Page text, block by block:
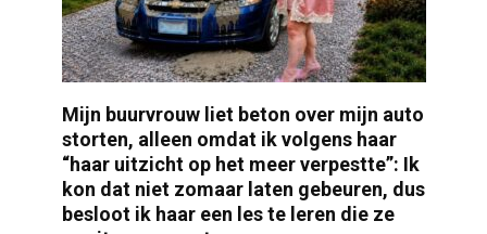
Mijn buurvrouw liet beton over mijn auto
storten, alleen omdat ik volgens haar
“haar uitzicht op het meer verpestte”: Ik
kon dat niet zomaar laten gebeuren, dus
besloot ik haar een les te leren die ze